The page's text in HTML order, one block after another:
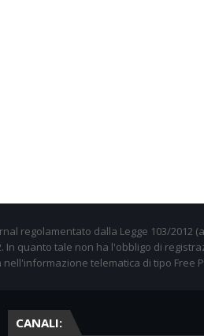
regolamentato dalla Legge 103/2012
In quanto tale non ha l'obbligo di
telematica di tipo Free
CANALI: